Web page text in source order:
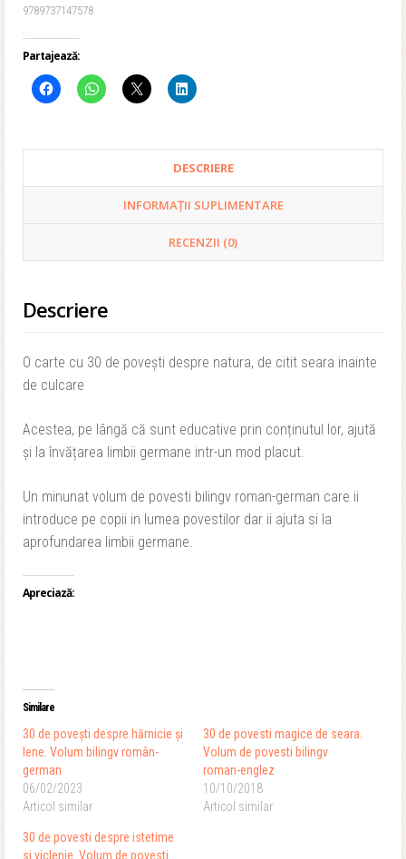
9789737147578
Partajează:
DESCRIERE
INFORMAȚII SUPLIMENTARE
RECENZII (0)
Descriere
O carte cu 30 de povești despre natura, de citit seara inainte
de culcare
Acestea, pe lângă că sunt educative prin conținutul lor, ajută
și la învățarea limbii germane intr-un mod placut.
Un minunat volum de povesti bilingv roman-german care ii
introduce pe copii in lumea povestilor dar ii ajuta si la
aprofundarea limbii germane.
Apreciază:
Similare
30 de povești despre hărnicie și
lene. Volum bilingv român-
german
06/02/2023
Articol similar
30 de povesti magice de seara.
Volum de povesti bilingv
roman-englez
10/10/2018
Articol similar
30 de povesti despre istetime
si viclenie. Volum de povesti